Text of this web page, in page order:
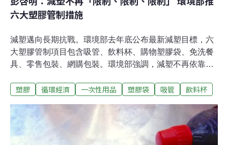
六大塑膠管制措施
減塑邁向長期抗戰。環境部去年底公布最新減塑目標，六
大塑膠管制項目包含吸管、飲料杯、購物塑膠袋、免洗餐
具、零售包裝、網購包裝。環境部強調，減塑不再依靠過
2030年一次性塑膠產品減量5%。環境部：塑膠禁限用政
管、飲料杯、購物塑膠袋、免洗餐具）政策，原定2025年
要達成全面限用。多年過去，這個目標已經確認無法達
成。環境部長彭啓明坦承，努力了7年，還是無法達到當
塑膠 循環經濟 一次性用品 塑膠袋 吸管 飲料杯